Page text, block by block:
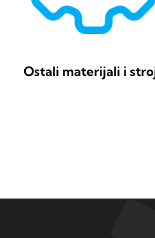
Ostali materijali i